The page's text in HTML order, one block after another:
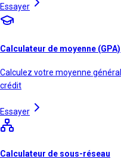
Essayer
Calculateur de moyenne (GPA)
Calculez votre moyenne
crédit
Essayer
Calculateur de sous-réseau